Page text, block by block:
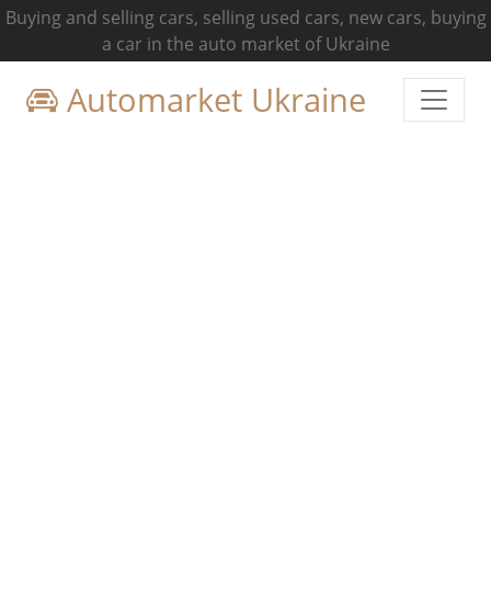
Buying and selling cars, selling used cars, new cars, buying
a car in the auto market of Ukraine
Automarket Ukraine